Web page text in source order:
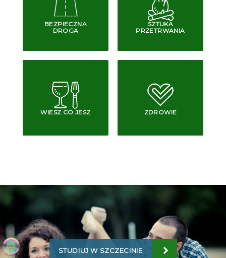
BEZPIECZNA
DROGA
SZTUKA
PRZETRWANIA
WIESZ CO JESZ ZDROWIE
STUDIUJ W SZCZECINIE